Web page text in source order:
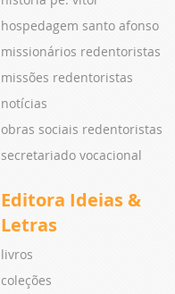
hospedagem santo afonso
missionários redentoristas
missões redentoristas
notícias
obras sociais redentoristas
secretariado vocacional
Editora Ideias &
Letras
livros
coleções